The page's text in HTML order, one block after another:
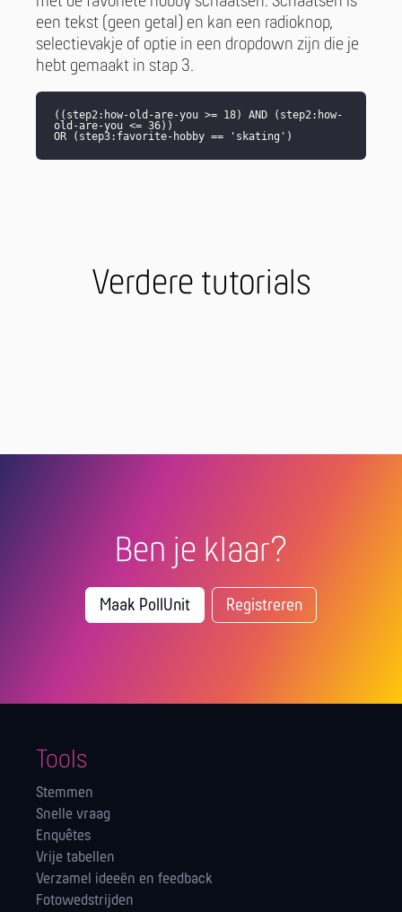
een tekst (geen getal) en kan een radioknop,
selectievakje of optie in een dropdown zijn die je
hebt gemaakt in stap 3.
((step2:how-old-are-you >= 18) AND (step2:how-
old-are-you <= 36))
OR (step3:favorite-hobby == 'skating')
Verdere tutorials
Ben je klaar?
Maak PollUnit Registreren
Tools
Stemmen
Snelle vraag
Enquêtes
Vrije tabellen
Verzamel ideeën en feedback
Fotowedstrijden